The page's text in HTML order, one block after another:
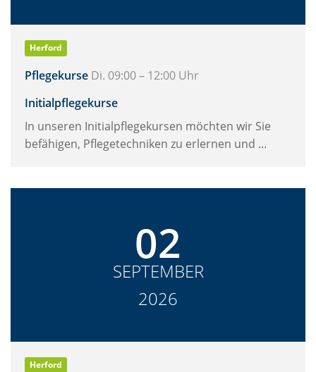
Herford
Pflegekurse Di. 09:00 – 12:00 Uhr
Initialpflegekurse
In unseren Initialpflegekursen möchten wir Sie
befähigen, Pflegetechniken zu erlernen und ...
02
SEPTEMBER
2026
Herford